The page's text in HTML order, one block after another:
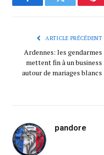
FacebookTwitter
ARTICLE PRÉCÉDENT
Ardennes: les gendarmes
mettent fin à un business
autour de mariages blancs
pandore